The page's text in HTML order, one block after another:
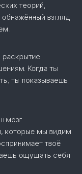
теорий,
взгляд
Когда ты
ты показываешь
мозг
которые мы видим
твоё
ощущать себя